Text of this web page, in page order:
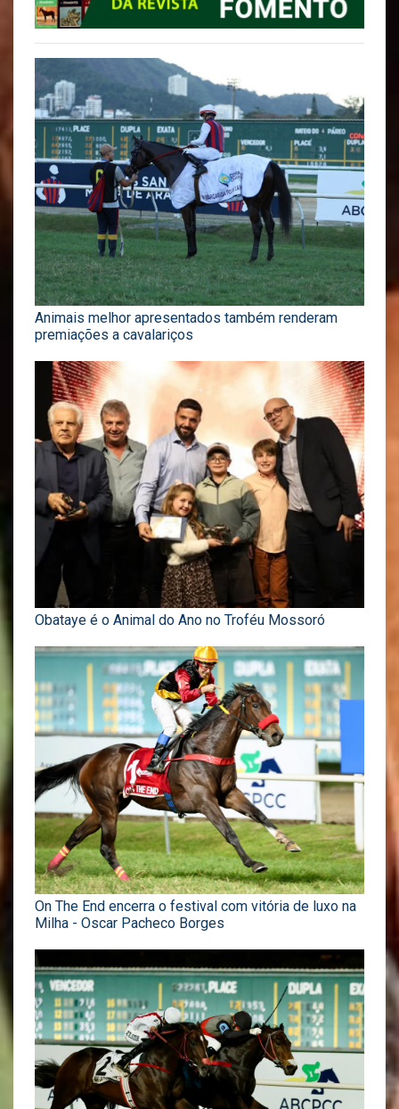
Animais melhor apresentados também renderam
premiações a cavalariços
Obataye é o Animal do Ano no Troféu Mossoró
On The End encerra o festival com vitória de luxo na
Milha - Oscar Pacheco Borges